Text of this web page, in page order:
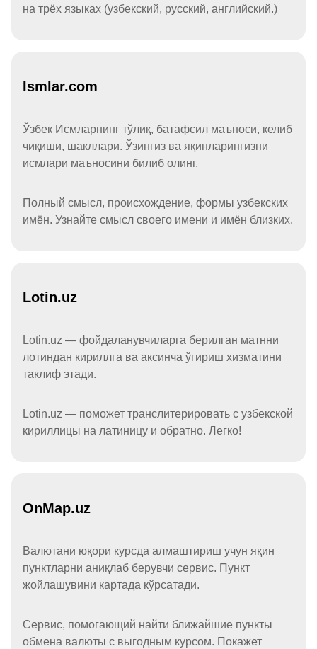
на трёх языках (узбекский, русский, английский.)
Ismlar.com
Ўзбек Исмларнинг тўлиқ, батафсил маъноси, келиб
чиқиши, шакллари. Ўзингиз ва яқинларингизни
исмлари маъносини билиб олинг.
Полный смысл, происхождение, формы узбекских
имён. Узнайте смысл своего имени и имён близких.
Lotin.uz
Lotin.uz — фойдаланувчиларга берилган матнни
лотиндан кириллга ва аксинча ўгириш хизматини
таклиф этади.
Lotin.uz — поможет транслитерировать с узбекской
кириллицы на латиницу и обратно. Легко!
OnMap.uz
Валютани юқори курсда алмаштириш учун яқин
пунктларни аниқлаб берувчи сервис. Пункт
жойлашувини картада кўрсатади.
Сервис, помогающий найти ближайшие пункты
обмена валюты с выгодным курсом. Покажет